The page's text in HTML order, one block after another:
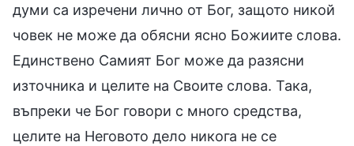
думи са изречени лично от Бог, защото никой
човек не може да обясни ясно Божиите слова.
Единствено Самият Бог може да разясни
източника и целите на Своите слова. Така,
въпреки че Бог говори с много средства,
целите на Неговото дело никога не се